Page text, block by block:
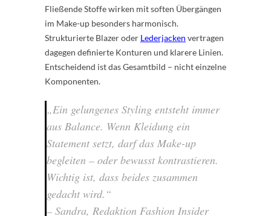
Fließende Stoffe wirken mit soften Übergängen
im Make-up besonders harmonisch.
Strukturierte Blazer oder Lederjacken vertragen
dagegen definierte Konturen und klarere Linien.
Entscheidend ist das Gesamtbild – nicht einzelne
Komponenten.
„Ein gelungenes Styling entsteht immer
aus Balance. Wenn Kleidung ein
Statement setzt, darf das Make-up
begleiten – oder bewusst kontrastieren.
Wichtig ist, dass beides zusammen
gedacht wird.“
– Sandra, Redaktion Fashion Insider